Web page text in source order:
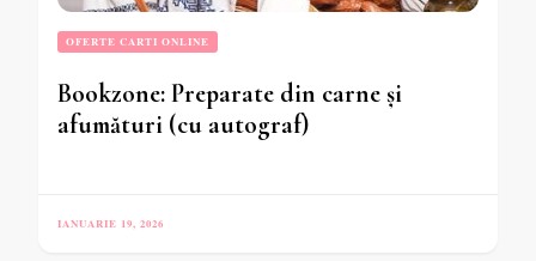
OFERTE CARTI ONLINE
Bookzone: Preparate din carne și
afumături (cu autograf)
IANUARIE 19, 2026